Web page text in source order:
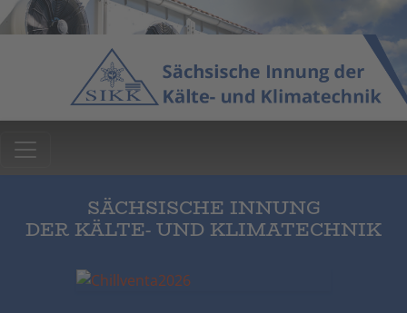
SÄCHSISCHE INNUNG
DER KÄLTE- UND KLIMATECHNIK